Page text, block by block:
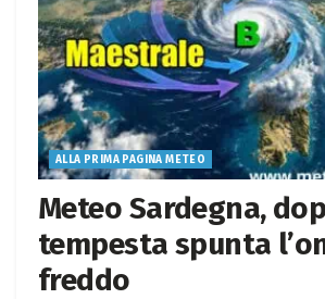
ALLA PRIMA PAGINA METEO
Meteo Sardegna,
tempesta spunta
freddo